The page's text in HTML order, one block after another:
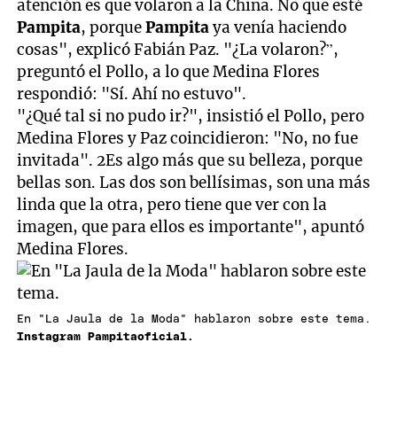
atención es que volaron a la China. No que esté
Pampita, porquePampitaya venía haciendo
cosas", explicó Fabián Paz. "¿La volaron?”,
preguntó el Pollo, a lo que Medina Flores
respondió: "Sí. Ahí no estuvo".
"¿Qué tal si no pudo ir?", insistió el Pollo, pero
Medina Flores y Paz coincidieron: "No, no fue
invitada". 2Es algo más que su belleza, porque
bellas son. Las dos son bellísimas, son una más
linda que la otra, pero tiene que ver con la
imagen, que para ellos es importante", apuntó
Medina Flores.
En "La Jaula de la Moda" hablaron sobre este tema.
Instagram Pampitaoficial.